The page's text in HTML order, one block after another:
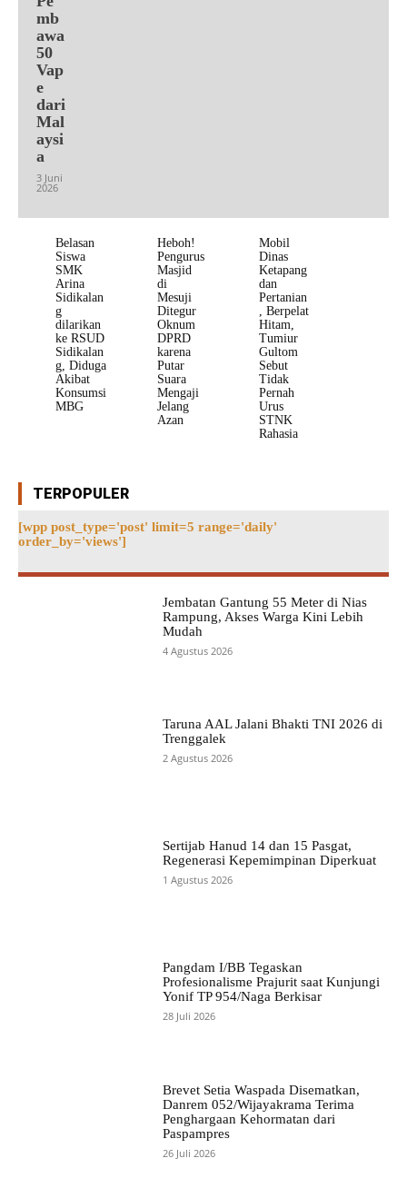
mb
awa
50
Vap
e
dari
Mal
aysi
a
3 Juni
2026
Belasan
Siswa
SMK
Arina
Sidikalan
g
dilarikan
ke RSUD
Sidikalan
g, Diduga
Akibat
Konsumsi
MBG
Heboh!
Pengurus
Masjid
di
Mesuji
Ditegur
Oknum
DPRD
karena
Putar
Suara
Mengaji
Jelang
Azan
Mobil
Dinas
Ketapang
dan
Pertanian
, Berpelat
Hitam,
Tumiur
Gultom
Sebut
Tidak
Pernah
Urus
STNK
Rahasia
TERPOPULER
[wpp post_type='post' limit=5 range='daily'
order_by='views']
Jembatan Gantung 55 Meter di Nias
Rampung, Akses Warga Kini Lebih
Mudah
4 Agustus 2026
Taruna AAL Jalani Bhakti TNI 2026 di
Trenggalek
2 Agustus 2026
Sertijab Hanud 14 dan 15 Pasgat,
Regenerasi Kepemimpinan Diperkuat
1 Agustus 2026
Pangdam I/BB Tegaskan
Profesionalisme Prajurit saat Kunjungi
Yonif TP 954/Naga Berkisar
28 Juli 2026
Brevet Setia Waspada Disematkan,
Danrem 052/Wijayakrama Terima
Penghargaan Kehormatan dari
Paspampres
26 Juli 2026